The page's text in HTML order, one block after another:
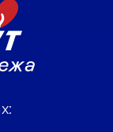
Піцур Сергій
Стоматолог-ортопед,
Кліщ Софія